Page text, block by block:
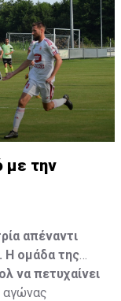
με την
απέναντι
Η ομάδα της
να πετυχαίνει
αγώνας